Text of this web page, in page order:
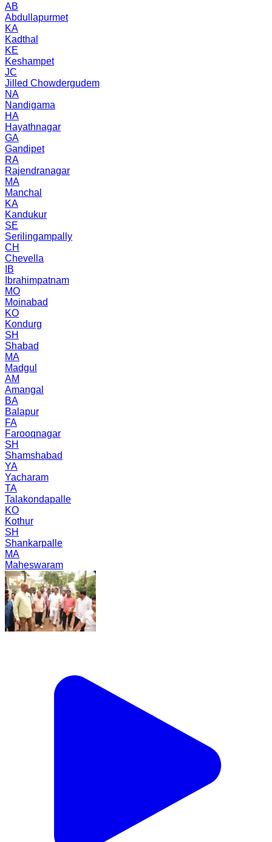
AB
Abdullapurmet
KA
Kadthal
KE
Keshampet
JC
Jilled Chowdergudem
NA
Nandigama
HA
Hayathnagar
GA
Gandipet
RA
Rajendranagar
MA
Manchal
KA
Kandukur
SE
Serilingampally
CH
Chevella
IB
Ibrahimpatnam
MO
Moinabad
KO
Kondurg
SH
Shabad
MA
Madgul
AM
Amangal
BA
Balapur
FA
Farooqnagar
SH
Shamshabad
YA
Yacharam
TA
Talakondapalle
KO
Kothur
SH
Shankarpalle
MA
Maheswaram